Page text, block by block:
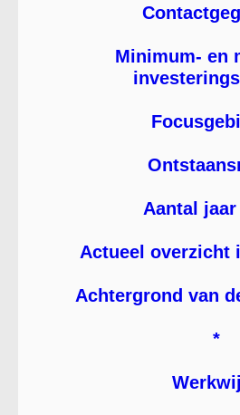
Minimum- en
Aantal
Actueel overzicht
Achtergrond van
*